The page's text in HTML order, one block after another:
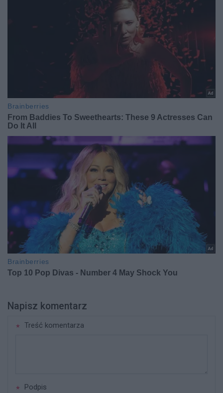
Napisz komentarz
Treść komentarza
Podpis